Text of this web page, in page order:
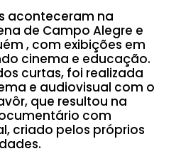
aconteceram na
de Campo Alegre e
, com exibições em
cinema e educação.
curtas, foi realizada
e audiovisual com o
que resultou na
com
criado pelos próprios